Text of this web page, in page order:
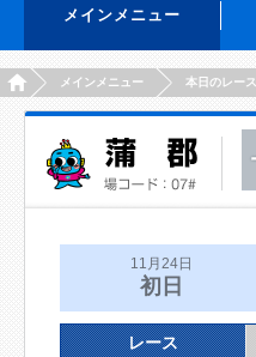
メインメニュー
HOMEメインメニュー 本日のレース
11月24日
初日
レース